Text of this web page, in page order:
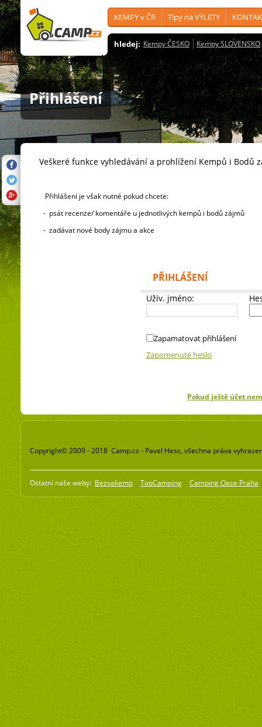
KEMPY v ČR Tipy na VÝLETY
hledej: Kempy ČESKO Kempy SLOVENSKO
Přihlášení
Veškeré funkce vyhledávání a prohlížení Kempů i
Přihlášení je však nutné pokud chcete:
- psát recenze/ komentáře u jednotlivých kempů i bodů zájmů
- zadávat nové body zájmu a akce
PŘIHLÁŠENÍ
Uživ. jméno:
Zapamatovat přihlášení
Zapomenuté heslo
Pokud ještě účet
Copyright© 2009 - 2018 Camp.cz - Pavel Hess, všechna práva
Ostatní naše weby: Bezvakemp TopCamping Camping Oase Praha